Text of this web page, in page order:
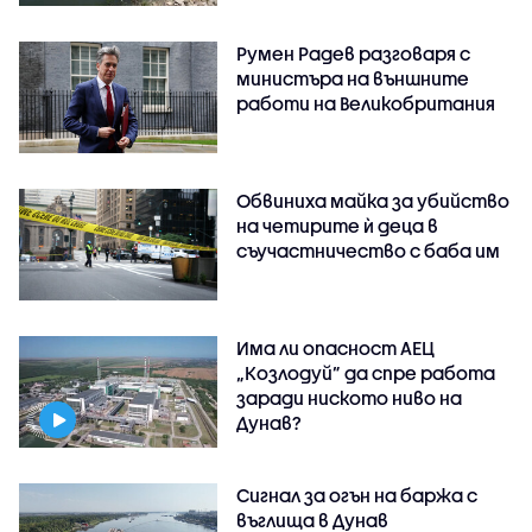
Румен Радев разговаря с
министъра на външните
работи на Великобритания
Обвиниха майка за убийство
на четирите ѝ деца в
съучастничество с баба им
Има ли опасност АЕЦ
„Козлодуй” да спре работа
заради ниското ниво на
Дунав?
Сигнал за огън на баржа с
въглища в Дунав